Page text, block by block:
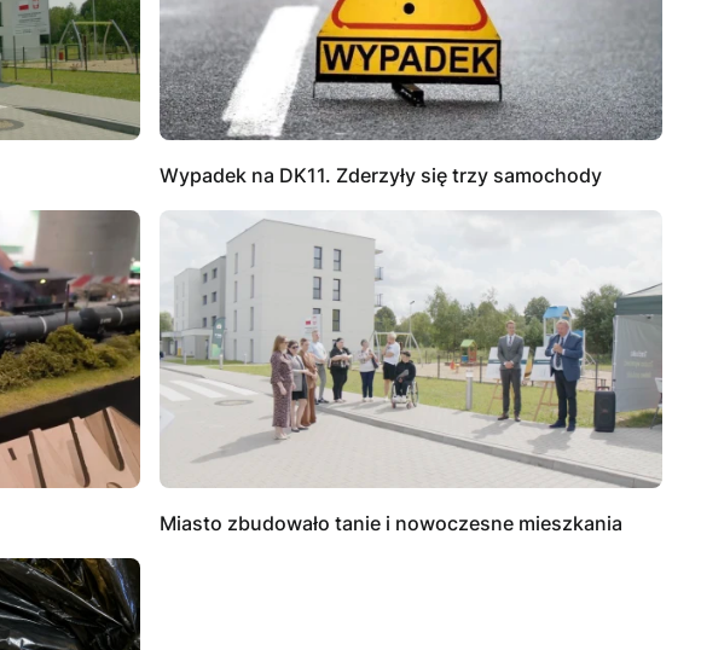
Wypadek na DK11. Zderzyły się trzy samochody
Miasto zbudowało tanie i nowoczesne mieszkania